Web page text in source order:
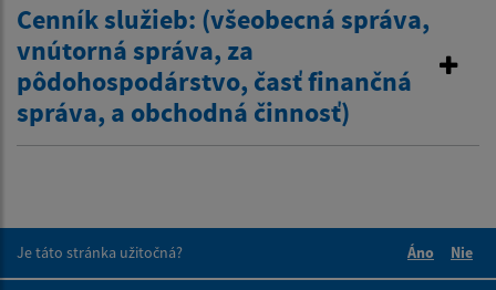
Cenník služieb: (všeobecná správa,
vnútorná správa, za
pôdohospodárstvo, časť finančná
správa, a obchodná činnosť)
Je táto stránka užitočná?
Áno
Nie